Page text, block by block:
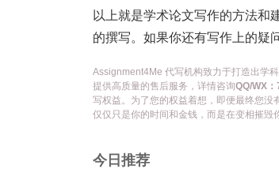
以上就是学术论文写作的方法和
的撰写。如果你还有写作上的疑
Assignment4Me 代写机构致力于打造出学
提供高质量的售后服务，详情咨询QQ/WX
写权益。为了您的权益着想，即便最终您
仅仅只是你的时间和金钱，而是在变相摧毁
今日推荐